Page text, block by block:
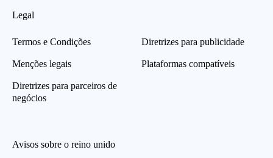
Legal
Termos e Condições
Menções legais
Diretrizes para parceiros de
negócios
Diretrizes para publicidade
Plataformas compatíveis
Avisos sobre o reino unido